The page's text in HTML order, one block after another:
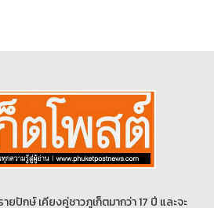
ปักษ์ เคียงคู่ชาวภูเก็ตมากว่า 17 ปี และจะ